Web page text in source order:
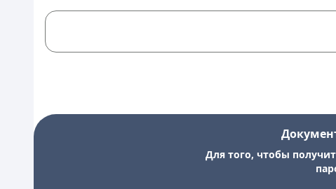
Для того, чтобы